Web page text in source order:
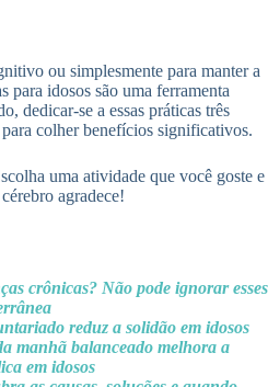
ou simplesmente para manter a
para idosos são uma ferramenta
dedicar-se a essas práticas três
colher benefícios significativos.
uma atividade que você goste e
agradece!
crônicas? Não pode ignorar esses
reduz a solidão em idosos
manhã balanceado melhora a
em idosos